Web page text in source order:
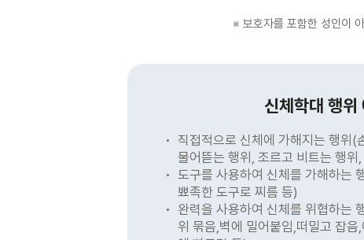
※ 보호자를 포함한 성인이
신체학대 행위
직접적으로 신체에 가해지는 행위(
물어뜯는 행위, 조르고 비트는 행위
도구를 사용하여 신체를 가해하는
뾰족한 도구로 찌름 등)
완력을 사용하여 신체를 위협하는
위 묶음,벽에 밀어붙임,떠밀고 잡음